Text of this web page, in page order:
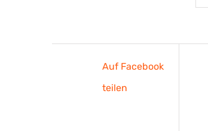
Auf Facebook
teilen